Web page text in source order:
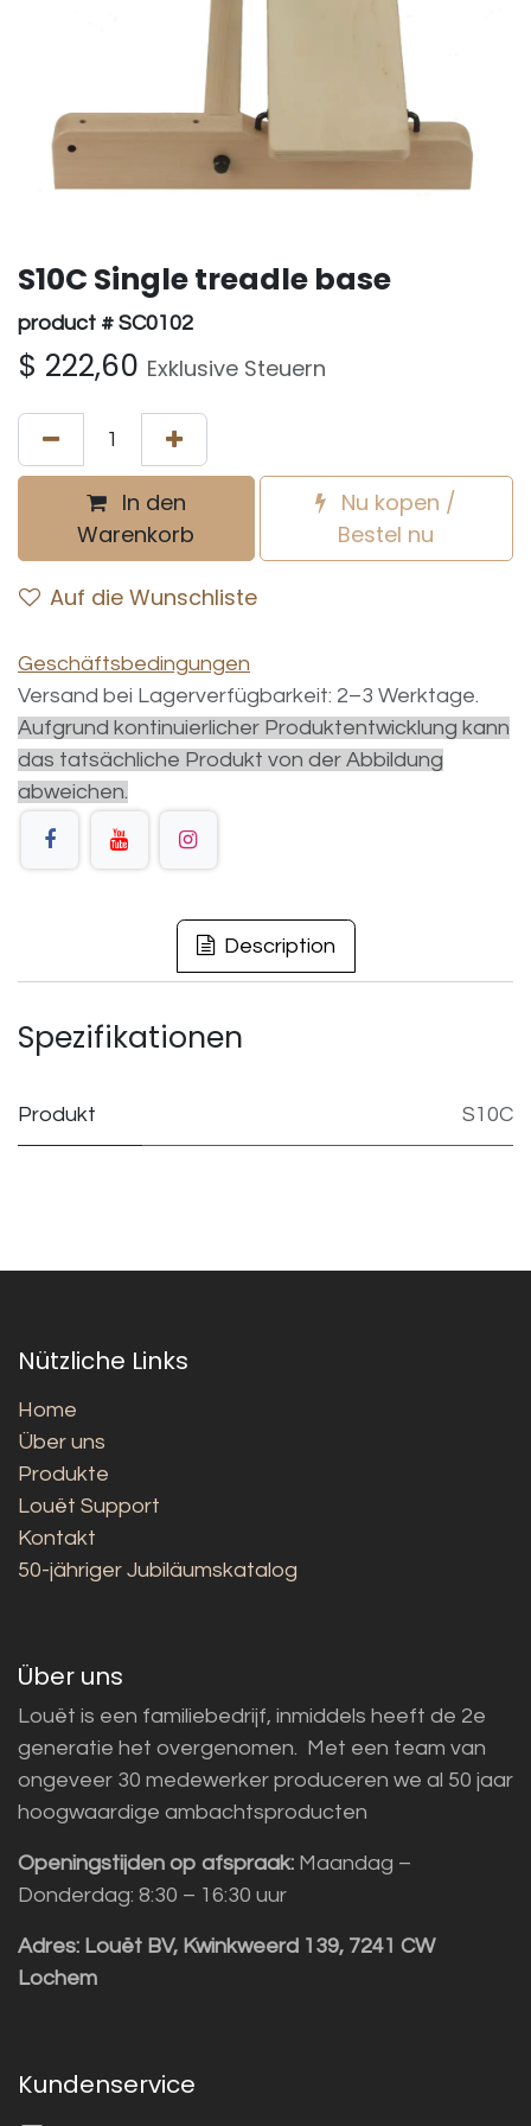
S10C Single treadle base
product # SC0102
$ 222,60 Exklusive Steuern
In den
Warenkorb
Nu kopen /
Bestel nu
Auf die Wunschliste
Geschäftsbedingungen
Versand bei Lagerverfügbarkeit: 2–3 Werktage.
Aufgrund kontinuierlicher Produktentwicklung kann
das tatsächliche Produkt von der Abbildung
abweichen.
Description
Spezifikationen
Produkt S10C
Nützliche Links
Home
Über uns
Produkte
Louët Support
Kontakt
50-jähriger Jubiläumskatalog
Über uns
Louët is een familiebedrijf, inmiddels heeft de 2e
generatie het overgenomen. Met een team van
ongeveer 30 medewerker produceren we al 50 jaar
hoogwaardige ambachtsproducten
Openingstijden op afspraak: Maandag –
Donderdag: 8:30 – 16:30 uur
Adres: Louët BV, Kwinkweerd 139, 7241 CW
Lochem
Kundenservice